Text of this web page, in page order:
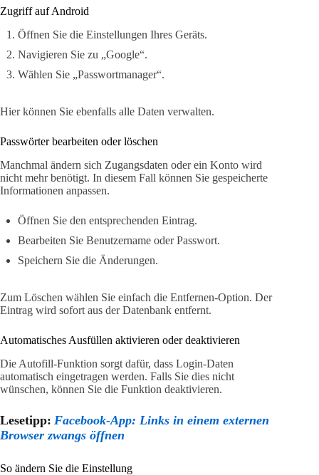
Zugriff auf Android
Öffnen Sie die Einstellungen Ihres Geräts.
Navigieren Sie zu „Google“.
Wählen Sie „Passwortmanager“.
Hier können Sie ebenfalls alle Daten verwalten.
Passwörter bearbeiten oder löschen
Manchmal ändern sich Zugangsdaten oder ein Konto wird
nicht mehr benötigt. In diesem Fall können Sie gespeicherte
Informationen anpassen.
Öffnen Sie den entsprechenden Eintrag.
Bearbeiten Sie Benutzername oder Passwort.
Speichern Sie die Änderungen.
Zum Löschen wählen Sie einfach die Entfernen-Option. Der
Eintrag wird sofort aus der Datenbank entfernt.
Automatisches Ausfüllen aktivieren oder deaktivieren
Die Autofill-Funktion sorgt dafür, dass Login-Daten
automatisch eingetragen werden. Falls Sie dies nicht
wünschen, können Sie die Funktion deaktivieren.
Lesetipp: Facebook-App: Links in einem externen
Browser zwangs öffnen
So ändern Sie die Einstellung